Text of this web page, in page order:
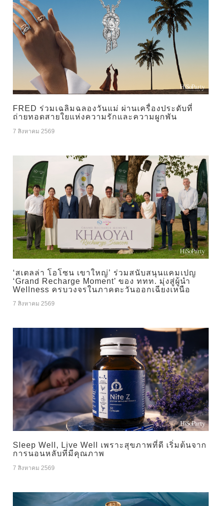
FRED ร่วมเฉลิมฉลองวันแม่ ผ่านเครื่องประดับที่
ถ่ายทอดสายใยแห่งความรักและความผูกพัน
7 สิงหาคม 2569
‘สเตลล่า โอโซน เขาใหญ่’ ร่วมสนับสนุนแคมเปญ
‘Grand Recharge Moment’ ของ ททท. มุ่งสู่ผู้นำ
Wellness ครบวงจรในภาคตะวันออกเฉียงเหนือ
7 สิงหาคม 2569
Sleep Well, Live Well เพราะสุขภาพที่ดี เริ่มต้นจาก
การนอนหลับที่มีคุณภาพ
7 สิงหาคม 2569